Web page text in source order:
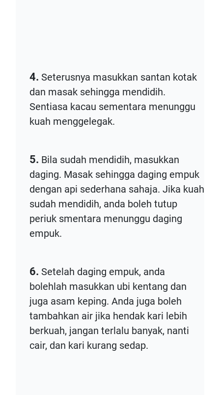
4. Seterusnya masukkan santan kotak
dan masak sehingga mendidih.
Sentiasa kacau sementara menunggu
kuah menggelegak.
5. Bila sudah mendidih, masukkan
daging. Masak sehingga daging empuk
dengan api sederhana sahaja. Jika kuah
sudah mendidih, anda boleh tutup
periuk smentara menunggu daging
empuk.
6. Setelah daging empuk, anda
bolehlah masukkan ubi kentang dan
juga asam keping. Anda juga boleh
tambahkan air jika hendak kari lebih
berkuah, jangan terlalu banyak, nanti
cair, dan kari kurang sedap.